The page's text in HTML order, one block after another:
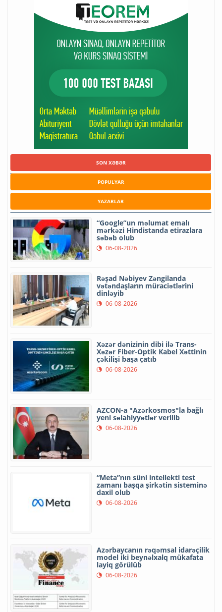
SON XƏBƏR
POPULYAR
YAZARLAR
“Google”un məlumat emalı
mərkəzi Hindistanda etirazlara
səbəb olub
06-08-2026
Rəşad Nəbiyev Zəngilanda
vətəndaşların müraciətlərini
dinləyib
06-08-2026
Xəzər dənizinin dibi ilə Trans-
Xəzər Fiber-Optik Kabel Xəttinin
çəkilişi başa çatıb
06-08-2026
AZCON-a "Azərkosmos"la bağlı
yeni səlahiyyətlər verilib
06-08-2026
“Meta”nın süni intellekti test
zamanı başqa şirkətin sisteminə
daxil olub
06-08-2026
Azərbaycanın rəqəmsal idarəçilik
model iki beynəlxalq mükafata
layiq görülüb
06-08-2026